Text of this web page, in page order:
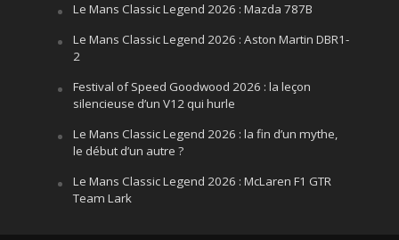
Le Mans Classic Legend 2026 : Mazda 787B
Le Mans Classic Legend 2026 : Aston Martin DBR1-
2
Festival of Speed Goodwood 2026 : la leçon
silencieuse d’un V12 qui hurle
Le Mans Classic Legend 2026 : la fin d’un mythe,
le début d’un autre ?
Le Mans Classic Legend 2026 : McLaren F1 GTR
Team Lark